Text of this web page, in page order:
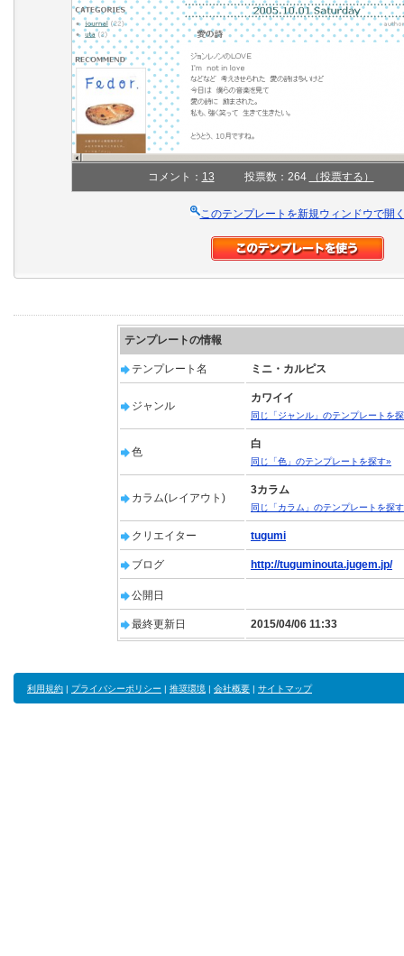
コメント： 13 投票数：264 （投票する）
このテンプレートを新規ウィンドウで開
テンプレートの情報
テンプレート名 ミニ・カルピス
ジャンル
カワイイ
同じ「ジャンル」のテンプレートを
色
白
同じ「色」のテンプレートを探す»
カラム(レイアウト)
3カラム
同じ「カラム」のテンプレートを探
クリエイター tugumi
ブログ http://tuguminouta.jugem.jp/
公開日
最終更新日 2015/04/06 11:33
利用規約 | プライバシーポリシー | 推奨環境 | 会社概要 | サイトマップ